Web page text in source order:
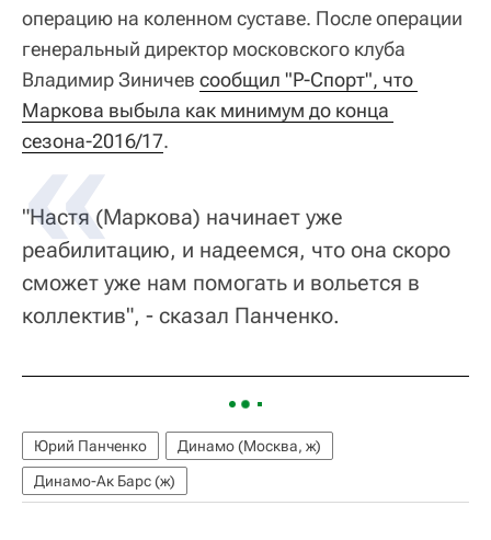
операцию на коленном суставе. После операции
генеральный директор московского клуба
Владимир Зиничев сообщил "Р-Спорт", что
Маркова выбыла как минимум до конца
сезона-2016/17.
"Настя (Маркова) начинает уже
реабилитацию, и надеемся, что она скоро
сможет уже нам помогать и вольется в
коллектив", - сказал Панченко.
Юрий Панченко
Динамо (Москва, ж)
Динамо-Ак Барс (ж)